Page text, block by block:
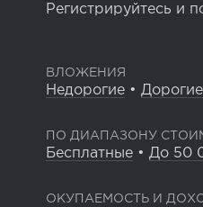
Регистрируйтесь и
ВЛОЖЕНИЯ
Недорогие • Дорогие
ПО ДИАПАЗОНУ
Бесплатные • До 50
ОКУПАЕМОСТЬ И